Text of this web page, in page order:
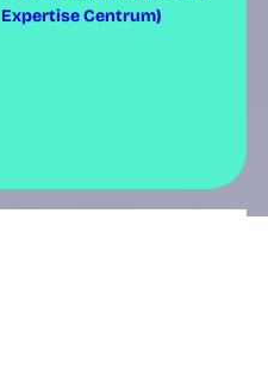
Expertise Centrum)